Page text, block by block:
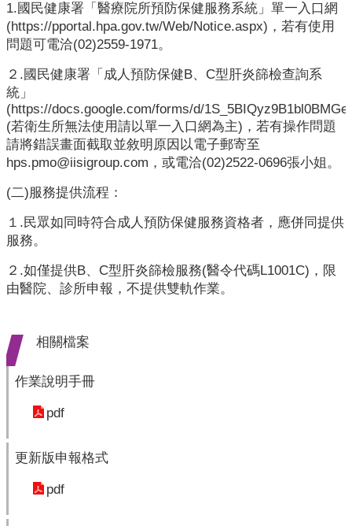
民
服
務
政
府
資
訊
公
開
衛
生
所
測
核
素
驗
兒
1.國民健康署「醫療院所預防保健服務系統」單一入口網
(https://pportal.hpa.gov.tw/Web/Notice.aspx)，若有使用
問題可電洽(02)2559-1971。
２.國民健康署「成人預防保健B、C型肝炎篩檢查詢系
統」
(https://docs.google.com/forms/d/
(若衛生所無法使用請以單一入口網為主)，若有操作問題
請將錯誤畫面截取並敘明原因以電子郵寄至
hps.pmo@iisigroup.com，或電洽(02)2522-0696張小姐。
(二)服務提供流程：
１.民眾如同時符合成人預防保健服務資格者，應併同提供
服務。
２.如僅提供B、C型肝炎篩檢服務(醫令代碼L1001C)，限
由醫院、診所申報，不提供雙軌作業。
相關檔案
作業說明手冊
pdf
更新版申報格式
pdf